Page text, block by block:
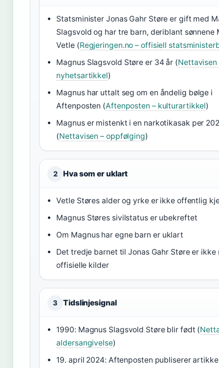
Statsminister Jonas Gahr Støre er gift med
Slagsvold og har tre barn, deriblant sønnene
Vetle (Regjeringen.no – offisiell
Magnus Slagsvold Støre er 34 år (Nettavisen
nyhetsartikkel)
Magnus har uttalt seg om en åndelig bølge i
Aftenposten (Aftenposten – kulturartikkel)
Magnus er mistenkt i en narkotikasak per
(Nettavisen – oppfølging)
2 Hva som er uklart
Vetle Støres alder og yrke er ikke offentlig
Magnus Støres sivilstatus er ubekreftet
Om Magnus har egne barn er uklart
Det tredje barnet til Jonas Gahr Støre er
offisielle kilder
3 Tidslinjesignal
1990: Magnus Slagsvold Støre blir født (
aldersangivelse)
19. april 2024: Aftenposten publiserer